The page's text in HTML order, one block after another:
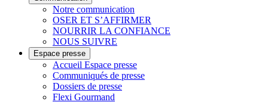
Notre communication
OSER ET S’AFFIRMER
NOURRIR LA CONFIANCE
NOUS SUIVRE
Espace presse
Accueil Espace presse
Communiqués de presse
Dossiers de presse
Flexi Gourmand